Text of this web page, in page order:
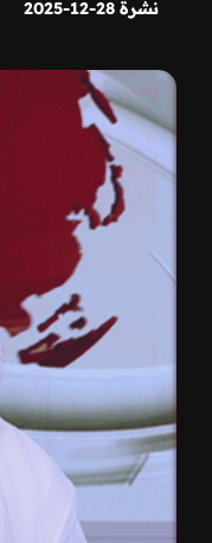
نشرة 28-12-2025